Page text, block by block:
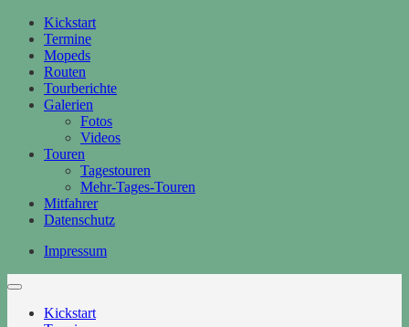
Kickstart
Termine
Mopeds
Routen
Tourberichte
Galerien
Fotos
Videos
Touren
Tagestouren
Mehr-Tages-Touren
Mitfahrer
Datenschutz
Impressum
Kickstart